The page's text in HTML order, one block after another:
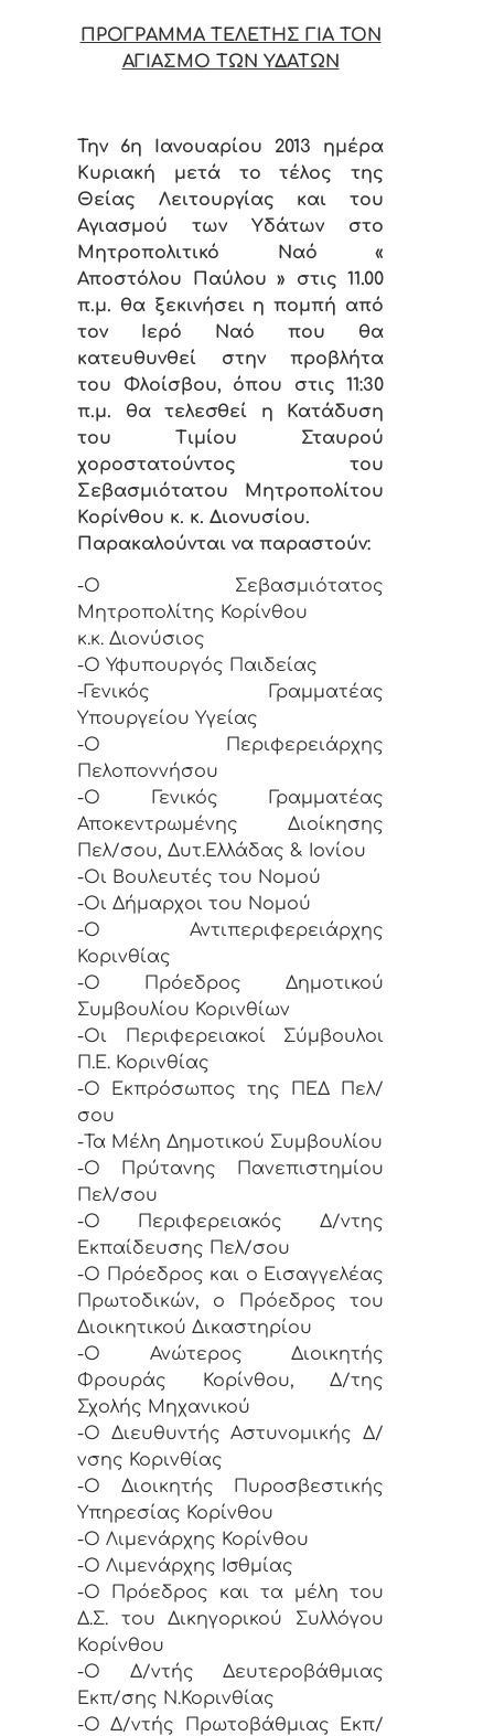
ΠΡΟΓΡΑΜΜΑ ΤΕΛΕΤΗΣ ΓΙΑ ΤΟΝ
ΑΓΙΑΣΜΟ ΤΩΝ ΥΔΑΤΩΝ
Την 6η Ιανουαρίου 2013 ημέρα
Κυριακή μετά το τέλος της
Θείας Λειτουργίας και του
Αγιασμού των Υδάτων στο
Μητροπολιτικό Ναό «
Αποστόλου Παύλου » στις 11.00
π.μ. θα ξεκινήσει η πομπή από
τον Ιερό Ναό που θα
κατευθυνθεί στην προβλήτα
του Φλοίσβου, όπου στις 11:30
π.μ. θα τελεσθεί η Κατάδυση
του Τιμίου Σταυρού
χοροστατούντος του
Σεβασμιότατου Μητροπολίτου
Κορίνθου κ. κ. Διονυσίου.
Παρακαλούνται να παραστούν:
-Ο Σεβασμιότατος
Μητροπολίτης Κορίνθου
κ.κ. Διονύσιος
-Ο Υφυπουργός Παιδείας
-Γενικός Γραμματέας
Υπουργείου Υγείας
-Ο Περιφερειάρχης
Πελοποννήσου
-Ο Γενικός Γραμματέας
Αποκεντρωμένης Διοίκησης
Πελ/σου, Δυτ.Ελλάδας & Ιονίου
-Οι Βουλευτές του Νομού
-Οι Δήμαρχοι του Νομού
-Ο Αντιπεριφερειάρχης
Κορινθίας
-Ο Πρόεδρος Δημοτικού
Συμβουλίου Κορινθίων
-Οι Περιφερειακοί Σύμβουλοι
Π.Ε. Κορινθίας
-Ο Εκπρόσωπος της ΠΕΔ Πελ/
σου
-Τα Μέλη Δημοτικού Συμβουλίου
-Ο Πρύτανης Πανεπιστημίου
Πελ/σου
-Ο Περιφερειακός Δ/ντης
Εκπαίδευσης Πελ/σου
-Ο Πρόεδρος και ο Εισαγγελέας
Πρωτοδικών, ο Πρόεδρος του
Διοικητικού Δικαστηρίου
-Ο Ανώτερος Διοικητής
Φρουράς Κορίνθου, Δ/της
Σχολής Μηχανικού
-Ο Διευθυντής Αστυνομικής Δ/
νσης Κορινθίας
-Ο Διοικητής Πυροσβεστικής
Υπηρεσίας Κορίνθου
-Ο Λιμενάρχης Κορίνθου
-Ο Λιμενάρχης Ισθμίας
-Ο Πρόεδρος και τα μέλη του
Δ.Σ. του Δικηγορικού Συλλόγου
Κορίνθου
-Ο Δ/ντής Δευτεροβάθμιας
Εκπ/σης Ν.Κορινθίας
-Ο Δ/ντής Πρωτοβάθμιας Εκπ/